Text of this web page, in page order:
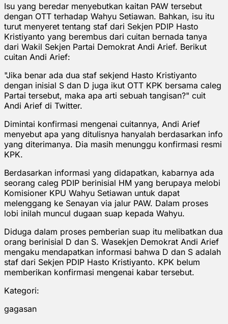
Isu yang beredar menyebutkan kaitan PAW tersebut
dengan OTT terhadap Wahyu Setiawan. Bahkan, isu itu
turut menyeret tentang staf dari Sekjen PDIP Hasto
Kristiyanto yang berembus dari cuitan bernada tanya
dari Wakil Sekjen Partai Demokrat Andi Arief. Berikut
cuitan Andi Arief:
"Jika benar ada dua staf sekjend Hasto Kristiyanto
dengan inisial S dan D juga ikut OTT KPK bersama caleg
Partai tersebut, maka apa arti sebuah tangisan?" cuit
Andi Arief di Twitter.
Dimintai konfirmasi mengenai cuitannya, Andi Arief
menyebut apa yang ditulisnya hanyalah berdasarkan info
yang diterimanya. Dia masih menunggu konfirmasi resmi
KPK.
Berdasarkan informasi yang didapatkan, kabarnya ada
seorang caleg PDIP berinisial HM yang berupaya melobi
Komisioner KPU Wahyu Setiawan untuk dapat
melenggang ke Senayan via jalur PAW. Dalam proses
lobi inilah muncul dugaan suap kepada Wahyu.
Diduga dalam proses pemberian suap itu melibatkan dua
orang berinisial D dan S. Wasekjen Demokrat Andi Arief
mengaku mendapatkan informasi bahwa D dan S adalah
staf dari Sekjen PDIP Hasto Kristiyanto. KPK belum
memberikan konfirmasi mengenai kabar tersebut.
Kategori:
gagasan